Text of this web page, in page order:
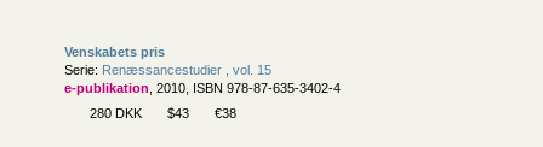
Venskabets pris
Serie: Renæssancestudier , vol. 15
e-publikation , 2010, ISBN 978-87-635-3402-4
280 DKK
$43 €38